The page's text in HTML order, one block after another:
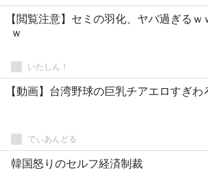
【閲覧注意】セミの羽化、ヤバ過ぎるｗ
ｗ
いたしん！
【動画】台湾野球の巨乳チアエロすぎわ
でぃあんどる
韓国怒りのセルフ経済制裁